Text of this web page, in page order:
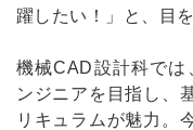
躍したい！」と、目
機械CAD設計科で
ンジニアを目指し、
リキュラムが魅力。